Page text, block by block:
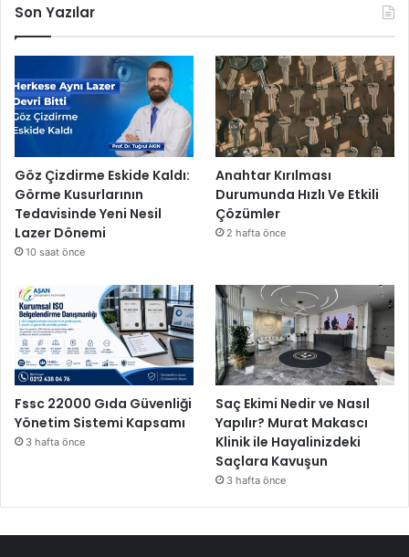
Son Yazılar
Göz Çizdirme Eskide Kaldı:
Görme Kusurlarının
Tedavisinde Yeni Nesil
Lazer Dönemi
10 saat önce
Anahtar Kırılması
Durumunda Hızlı Ve Etkili
Çözümler
2 hafta önce
Fssc 22000 Gıda Güvenliği
Yönetim Sistemi Kapsamı
3 hafta önce
Saç Ekimi Nedir ve Nasıl
Yapılır? Murat Makascı
Klinik ile Hayalinizdeki
Saçlara Kavuşun
3 hafta önce